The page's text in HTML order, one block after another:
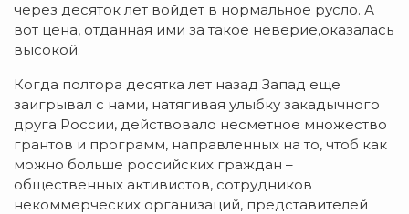
через десяток лет войдет в нормальное русло. А
вот цена, отданная ими за такое неверие,оказалась
высокой.
Когда полтора десятка лет назад Запад еще
заигрывал с нами, натягивая улыбку закадычного
друга России, действовало несметное множество
грантов и программ, направленных на то, чтоб как
можно больше российских граждан –
общественных активистов, сотрудников
некоммерческих организаций, представителей